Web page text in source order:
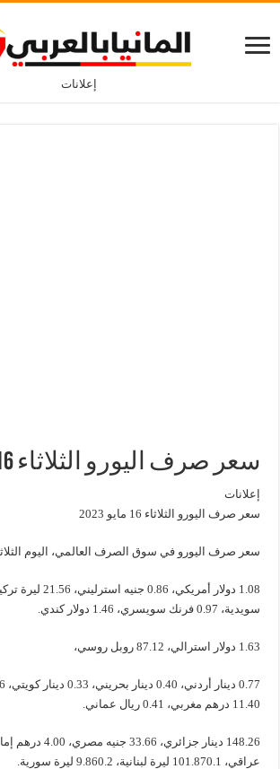
إعلانات
سعر صرف اليورو الثلاثاء 16 مايو 2023
إعلانات
سعر صرف اليورو الثلاثاء 16 مايو 2023
سعر صرف اليورو في سوق الصرف العالمي، اليوم الثلاثاء 16 مايو
سويدية، 0.97 فرنك سويسري، 1.46 دولار كندي.
1.63 دولار استرالي، 87.12 روبل روسي،
11.40 درهم مغربي، 0.41 ريال عماني.
عراقي، 101.870.1 ليرة لبنانية، 9.860.2 ليرة سورية.